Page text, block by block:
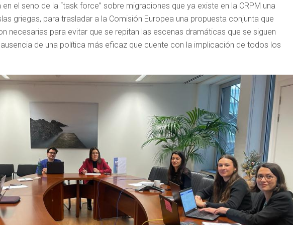
el seno de la “task force” sobre migraciones que ya existe en la CRPM una
griegas, para trasladar a la Comisión Europea una propuesta conjunta que
necesarias para evitar que se repitan las escenas dramáticas que se siguen
de una política más eficaz que cuente con la implicación de todos los